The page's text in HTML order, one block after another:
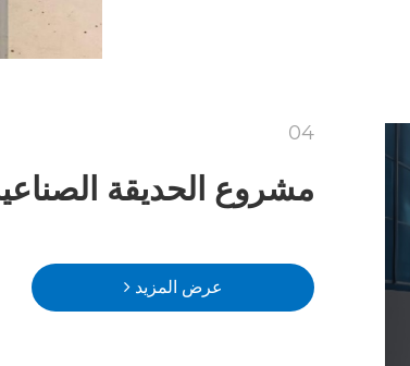
04
مشروع الحديقة
عرض المزيد